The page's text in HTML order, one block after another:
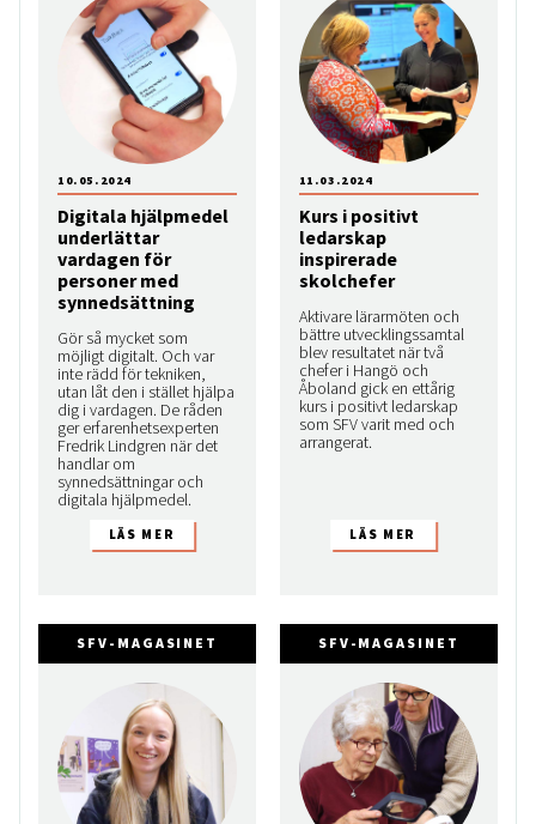
Digitala hjälpmedel
underlättar
vardagen för
personer med
synnedsättning
Gör så mycket som
möjligt digitalt. Och var
inte rädd för tekniken,
utan låt den i stället hjälpa
dig i vardagen. De råden
ger erfarenhetsexperten
Fredrik Lindgren när det
handlar om
synnedsättningar och
digitala hjälpmedel.
10.05.2024
Kurs i positivt
ledarskap
inspirerade
skolchefer
Aktivare lärarmöten och
bättre utvecklingssamtal
blev resultatet när två
chefer i Hangö och
Åboland gick en ettårig
kurs i positivt ledarskap
som SFV varit med och
arrangerat.
11.03.2024
SFV-MAGASINET SFV-MAGASINET